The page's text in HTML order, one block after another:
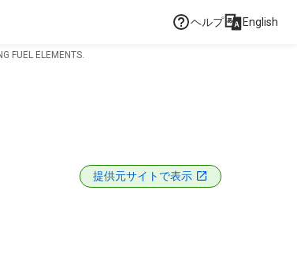
ヘルプ English
FUEL ELEMENTS.
提供元サイトで表示